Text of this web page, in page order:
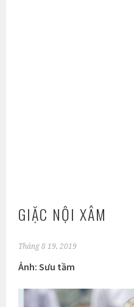
GIẶC NỘI XÂM
Tháng 8 19, 2019
Ảnh: Sưu tầm